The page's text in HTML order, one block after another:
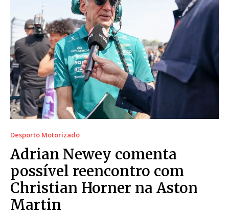
Desporto Motorizado
Adrian Newey comenta
possível reencontro com
Christian Horner na Aston
Martin